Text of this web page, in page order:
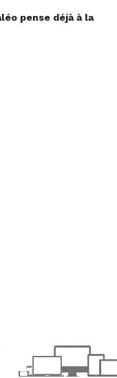
pense déjà à la